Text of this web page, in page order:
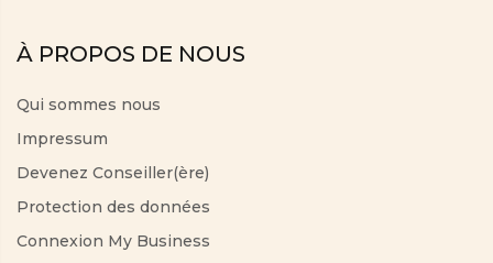
À PROPOS DE NOUS
Qui sommes nous
Impressum
Devenez Conseiller(ère)
Protection des données
Connexion My Business